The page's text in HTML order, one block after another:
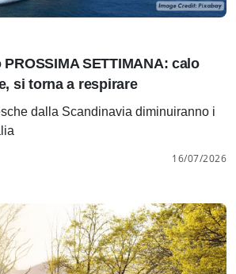
SETTIMANA: calo
si torna a respirare
dalla Scandinavia diminuiranno i
16/07/2026